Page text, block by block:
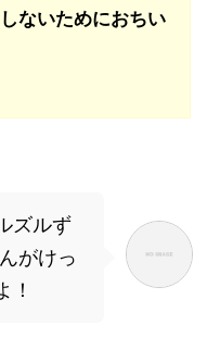
ないためにおちい
ズルず
がけっ
！